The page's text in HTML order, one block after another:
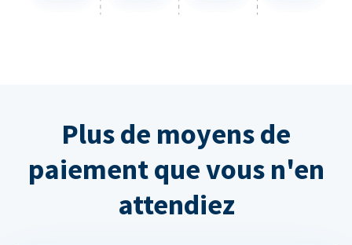
Plus de moyens de
paiement que vous n'en
attendiez